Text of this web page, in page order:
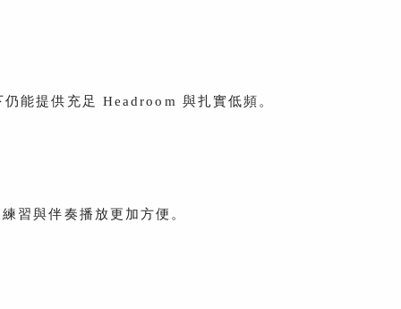
能提供充足 Headroom 與扎實低頻。
習與伴奏播放更加方便。